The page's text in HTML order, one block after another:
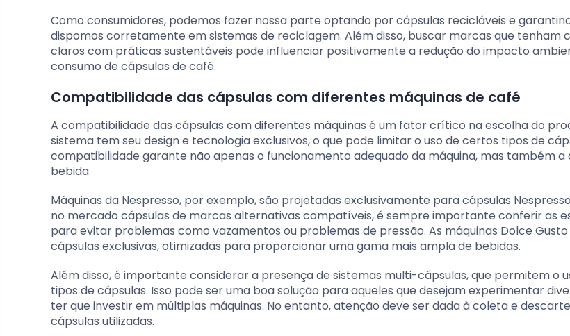
Como consumidores, podemos fazer nossa parte optando por cápsulas recicláveis e
dispomos corretamente em sistemas de reciclagem. Além disso, buscar marcas que tenham
claros com práticas sustentáveis pode influenciar positivamente a redução do impacto
consumo de cápsulas de café.
Compatibilidade das cápsulas com diferentes máquinas de café
A compatibilidade das cápsulas com diferentes máquinas é um fator crítico na escolha do
sistema tem seu design e tecnologia exclusivos, o que pode limitar o uso de certos tipos de
compatibilidade garante não apenas o funcionamento adequado da máquina, mas também a
bebida.
Máquinas da Nespresso, por exemplo, são projetadas exclusivamente para cápsulas
no mercado cápsulas de marcas alternativas compatíveis, é sempre importante conferir as
para evitar problemas como vazamentos ou problemas de pressão. As máquinas Dolce
cápsulas exclusivas, otimizadas para proporcionar uma gama mais ampla de bebidas.
Além disso, é importante considerar a presença de sistemas multi-cápsulas, que permitem o
tipos de cápsulas. Isso pode ser uma boa solução para aqueles que desejam experimentar
ter que investir em múltiplas máquinas. No entanto, atenção deve ser dada à coleta e
cápsulas utilizadas.